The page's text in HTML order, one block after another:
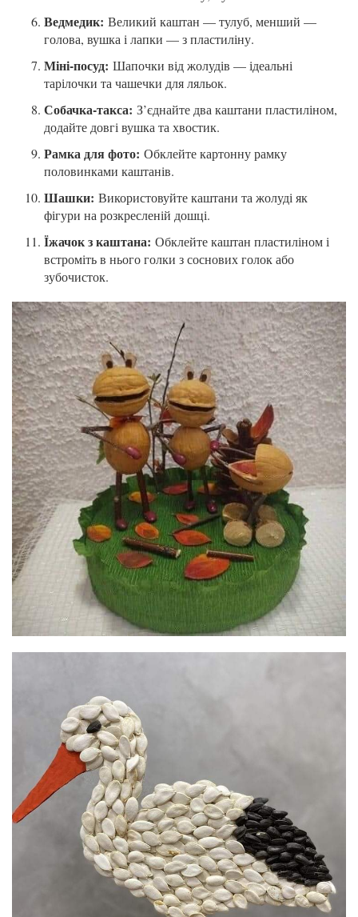
Ведмедик: Великий каштан — тулуб, менший —
голова, вушка і лапки — з пластиліну.
Міні-посуд: Шапочки від жолудів — ідеальні
тарілочки та чашечки для ляльок.
Собачка-такса: З’єднайте два каштани пластиліном,
додайте довгі вушка та хвостик.
Рамка для фото: Обклейте картонну рамку
половинками каштанів.
Шашки: Використовуйте каштани та жолуді як
фігури на розкресленій дошці.
Їжачок з каштана: Обклейте каштан пластиліном і
встроміть в нього голки з соснових голок або
зубочисток.